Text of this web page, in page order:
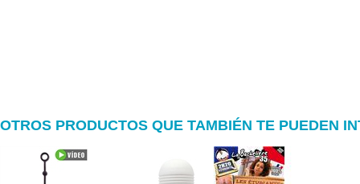
OTROS PRODUCTOS QUE TAMBIÉN TE PUEDEN